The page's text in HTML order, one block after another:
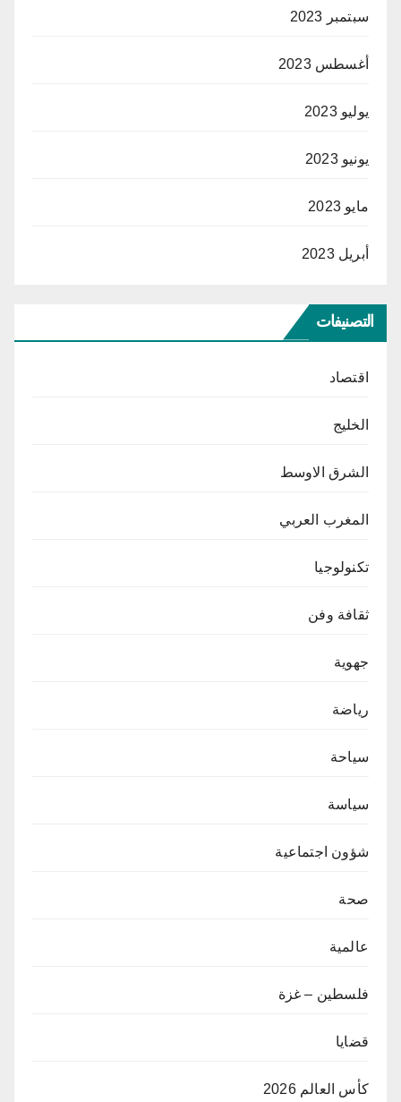
سبتمبر 2023
أغسطس 2023
يوليو 2023
يونيو 2023
مايو 2023
أبريل 2023
التصنيفات
اقتصاد
الخليج
الشرق الاوسط
المغرب العربي
تكنولوجيا
ثقافة وفن
جهوية
رياضة
سياحة
سياسة
شؤون اجتماعية
صحة
عالمية
فلسطين – غزة
قضايا
كأس العالم 2026